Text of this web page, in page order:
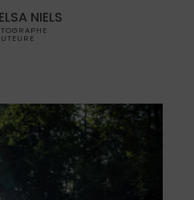
NIELS